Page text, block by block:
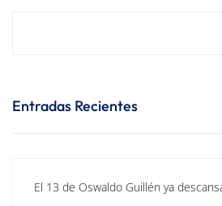
Entradas Recientes
El 13 de Oswaldo Guillén ya